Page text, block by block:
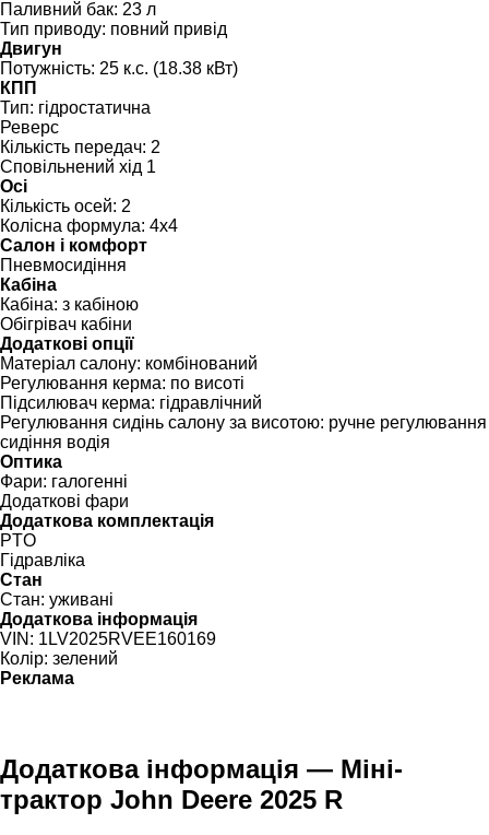
Паливний бак: 23 л
Тип приводу: повний привід
Двигун
Потужність: 25 к.с. (18.38 кВт)
КПП
Тип: гідростатична
Реверс
Кількість передач: 2
Сповільнений хід 1
Осі
Кількість осей: 2
Колісна формула: 4x4
Салон і комфорт
Пневмосидіння
Кабіна
Кабіна: з кабіною
Обігрівач кабіни
Додаткові опції
Матеріал салону: комбінований
Регулювання керма: по висоті
Підсилювач керма: гідравлічний
Регулювання сидінь салону за висотою: ручне регулювання
сидіння водія
Оптика
Фари: галогенні
Додаткові фари
Додаткова комплектація
PTO
Гідравліка
Стан
Стан: уживані
Додаткова інформація
VIN: 1LV2025RVEE160169
Колір: зелений
Реклама
Додаткова інформація — Міні-
трактор John Deere 2025 R